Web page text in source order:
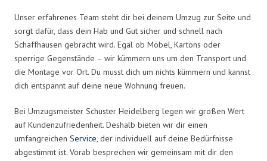
Unser erfahrenes Team steht dir bei deinem Umzug zur Seite und
sorgt dafür, dass dein Hab und Gut sicher und schnell nach
Schaffhausen gebracht wird. Egal ob Möbel, Kartons oder
sperrige Gegenstände – wir kümmern uns um den Transport und
die Montage vor Ort. Du musst dich um nichts kümmern und kannst
dich entspannt auf deine neue Wohnung freuen.
Bei Umzugsmeister Schuster Heidelberg legen wir großen Wert
auf Kundenzufriedenheit. Deshalb bieten wir dir einen
umfangreichen Service, der individuell auf deine Bedürfnisse
abgestimmt ist. Vorab besprechen wir gemeinsam mit dir den